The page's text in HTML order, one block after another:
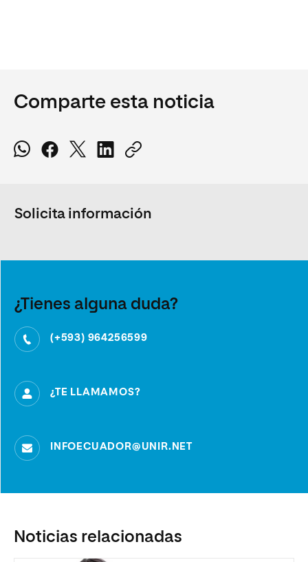
Comparte esta noticia
Solicita información
¿Tienes alguna duda?
(+593) 964256599
¿TE LLAMAMOS?
INFOECUADOR@UNIR.NET
Noticias relacionadas